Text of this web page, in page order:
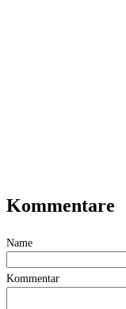
Kommentare
Name
Kommentar